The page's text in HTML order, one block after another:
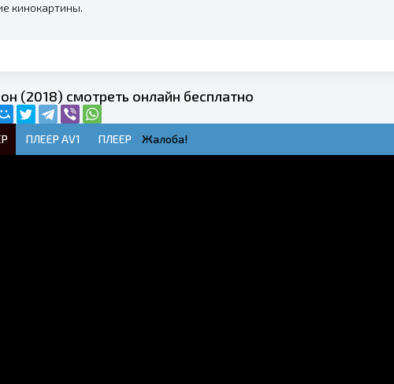
кинокартины.
(2018) смотреть онлайн бесплатно
ПЛЕЕР AV1 ПЛЕЕР Жалоба!